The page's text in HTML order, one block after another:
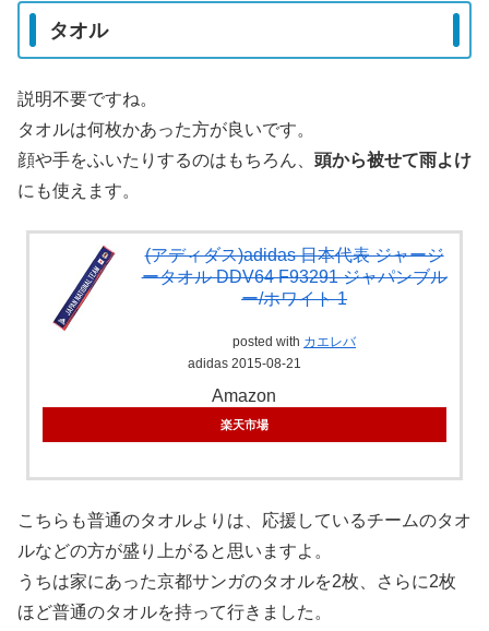
タオル
説明不要ですね。
タオルは何枚かあった方が良いです。
顔や手をふいたりするのはもちろん、 頭から被せて雨よけ
にも使えます。
(アディダス)adidas 日本代表 ジャージ
ータオル DDV64 F93291 ジャパンブル
ー/ホワイト 1
posted with カエレバ
adidas 2015-08-21
Amazon
楽天市場
こちらも普通のタオルよりは、応援しているチームのタオ
ルなどの方が盛り上がると思いますよ。
うちは家にあった京都サンガのタオルを2枚、さらに2枚
ほど普通のタオルを持って行きました。